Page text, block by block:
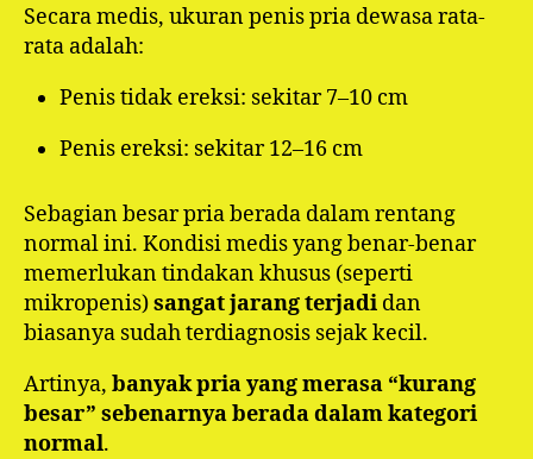
Secara medis, ukuran penis pria dewasa rata-
rata adalah:
Penis tidak ereksi: sekitar 7–10 cm
Penis ereksi: sekitar 12–16 cm
Sebagian besar pria berada dalam rentang
normal ini. Kondisi medis yang benar-benar
memerlukan tindakan khusus (seperti
mikropenis)sangat jarang terjadi dan
biasanya sudah terdiagnosis sejak kecil.
Artinya, banyak pria yang merasa “kurang
besar” sebenarnya berada dalam kategori
normal.